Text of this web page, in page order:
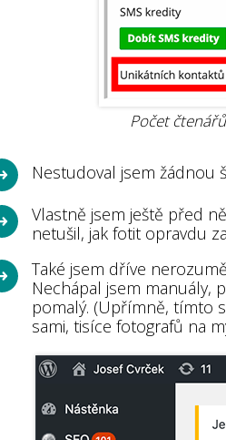
Počet
Nestudoval jsem žádnou
Vlastně jsem ještě před
netušil, jak fotit opravdu
Také jsem dříve
Nechápal jsem manuály,
pomalý. (Upřímně, tímto
sami, tisíce fotografů na